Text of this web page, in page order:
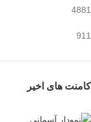
4881
911
کامنت های اخیر